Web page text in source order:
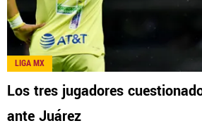
LIGA MX
Los tres jugadores
ante Juárez